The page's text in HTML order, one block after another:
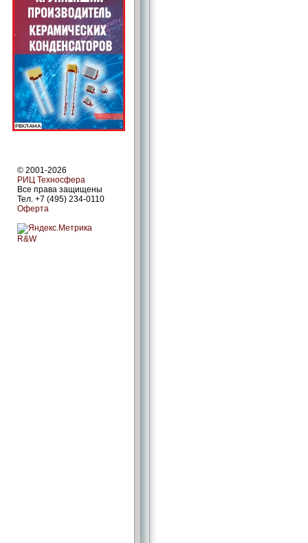
© 2001-2026
РИЦ Техносфера
Все права защищены
Тел. +7 (495) 234-0110
Оферта
R&W